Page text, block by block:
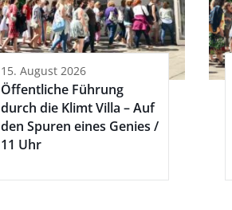
15. August 2026
Öffentliche Führung
durch die Klimt Villa – Auf
den Spuren eines Genies /
11 Uhr